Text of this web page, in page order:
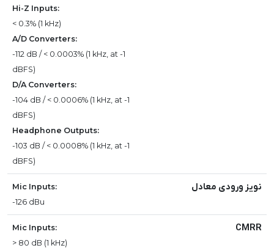
Hi-Z Inputs:
< 0.3% (1 kHz)
A/D Converters:
-112 dB / < 0.0003% (1 kHz, at -1
dBFS)
D/A Converters:
-104 dB / < 0.0006% (1 kHz, at -1
dBFS)
Headphone Outputs:
-103 dB / < 0.0008% (1 kHz, at -1
dBFS)
نویز ورودی معادل
Mic Inputs:
-126 dBu
CMRR
Mic Inputs:
> 80 dB (1 kHz)